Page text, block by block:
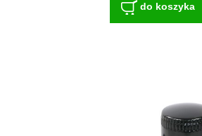
do koszyka